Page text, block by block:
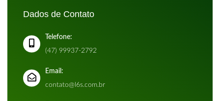
Dados de Contato
Telefone:
(47) 99937-2792
Email:
contato@l6s.com.br